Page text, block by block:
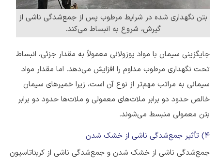
بتن نگهداری شده در شرایط مرطوب پس از جمع‌شدگی ناشی از
گیرش، شروع به انبساط می‌کند.
جایگزینی سیمان با مواد پوزولانی معمولاً به مقدار جزئی، انبساط
تحت نگهداری مرطوب مداوم را افزایش می‌دهد. اما مقدار مواد
سیمانی به مراتب مهم‌تر از نوع آن است، زیرا خمیرهای سیمان
خالص حدود دو برابر ملات‌های معمولی و ملات‌ها حدود دو برابر
بتن معمولی منبسط می‌شوند.
4) تأثیر جمع‌شدگی ناشی از خشک شدن
جمع‌شدگی ناشی از خشک شدن و جمع‌شدگی ناشی از کربناتاسیون